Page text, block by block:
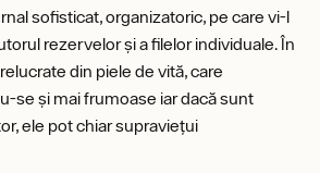
sofisticat, organizatoric, pe care vi-l
rezervelor și a filelor individuale. În
din piele de vită, care
se și mai frumoase iar dacă sunt
ele pot chiar supraviețui